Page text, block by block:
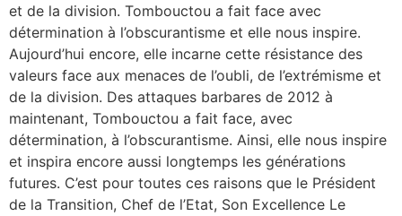
et de la division. Tombouctou a fait face avec
détermination à l’obscurantisme et elle nous inspire.
Aujourd’hui encore, elle incarne cette résistance des
valeurs face aux menaces de l’oubli, de l’extrémisme et
de la division. Des attaques barbares de 2012 à
maintenant, Tombouctou a fait face, avec
détermination, à l’obscurantisme. Ainsi, elle nous inspire
et inspira encore aussi longtemps les générations
futures. C’est pour toutes ces raisons que le Président
de la Transition, Chef de l’Etat, Son Excellence Le